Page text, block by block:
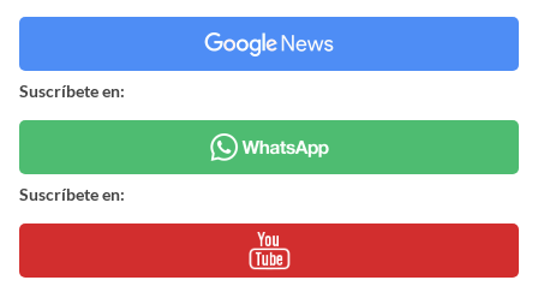
Suscríbete en:
Suscríbete en: